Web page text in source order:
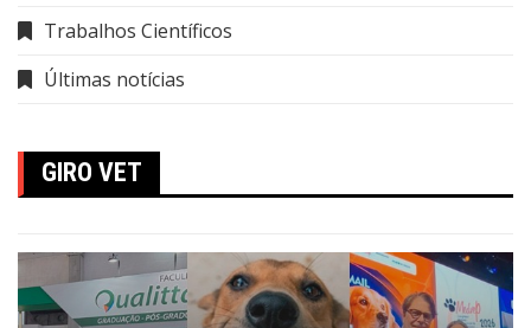
Trabalhos Científicos
Últimas notícias
GIRO VET